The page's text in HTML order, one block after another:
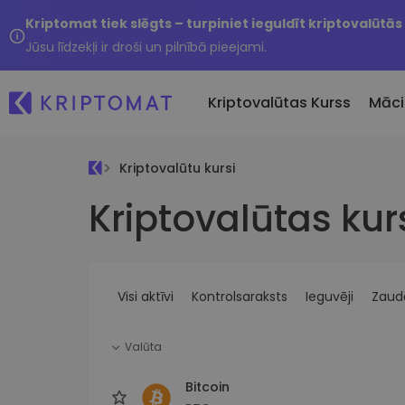
Kriptomat tiek slēgts – turpiniet ieguldīt kriptovalūtās
Jūsu līdzekļi ir droši un pilnībā pieejami.
Kriptovalūtas Kurss
Visas cenas
Vairāk nekā 300 kriptovalūtu Nesen
Pērciet vairāk nekā 300
kriptovalūtas
iespējas
Kriptovalūtu kursi
Kriptovalūtas
Visi aktīvi Kontrolsaraksts Ieguvēji
Valūta
Bitcoin